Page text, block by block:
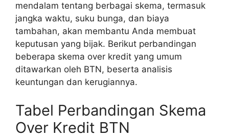
mendalam tentang berbagai skema, termasuk
jangka waktu, suku bunga, dan biaya
tambahan, akan membantu Anda membuat
keputusan yang bijak. Berikut perbandingan
beberapa skema over kredit yang umum
ditawarkan oleh BTN, beserta analisis
keuntungan dan kerugiannya.
Tabel Perbandingan Skema
Over Kredit BTN